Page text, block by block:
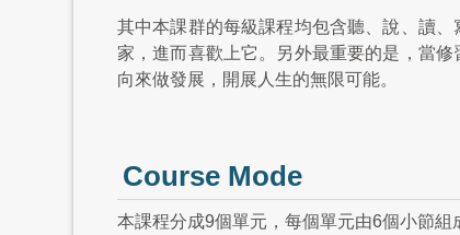
其中本課群的每級課程均包含聽、說、讀
家，進而喜歡上它。另外最重要的是，當
向來做發展，開展人生的無限可能。
Course Mode
本課程分成9個單元，每個單元由6個小節